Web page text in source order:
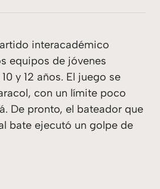
interacadémico
equipos de jóvenes
y 12 años. El juego se
con un límite poco
De pronto, el bateador que
bate ejecutó un golpe de